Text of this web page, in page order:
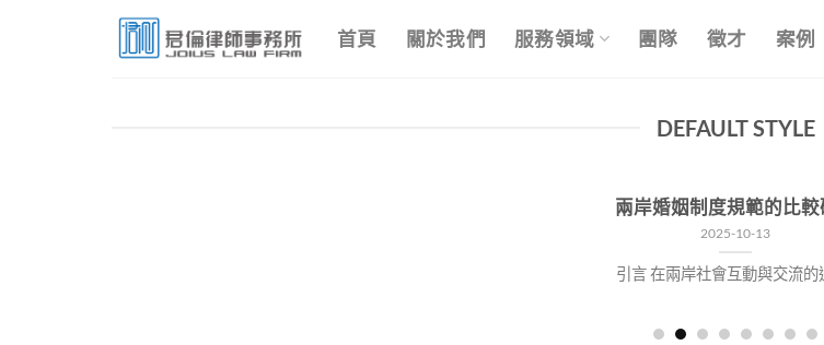
首頁 關於我們 服務領域 團隊 徵才 案例
DEFAULT STYLE
兩岸婚姻制度規範的比較
2025-10-13
引言 在兩岸社會互動與交流的